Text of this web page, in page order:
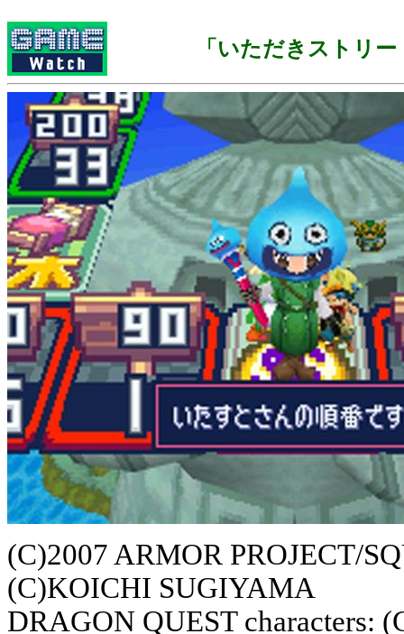
「いただきストリー
(C)2007 ARMOR PROJECT/
(C)KOICHI SUGIYAMA
DRAGON QUEST characters: